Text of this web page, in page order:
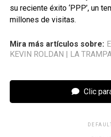
su reciente éxito ‘PPP’, un
millones de visitas.
Mira más artículos sobre:
KEVIN ROLDAN | LA
Clic